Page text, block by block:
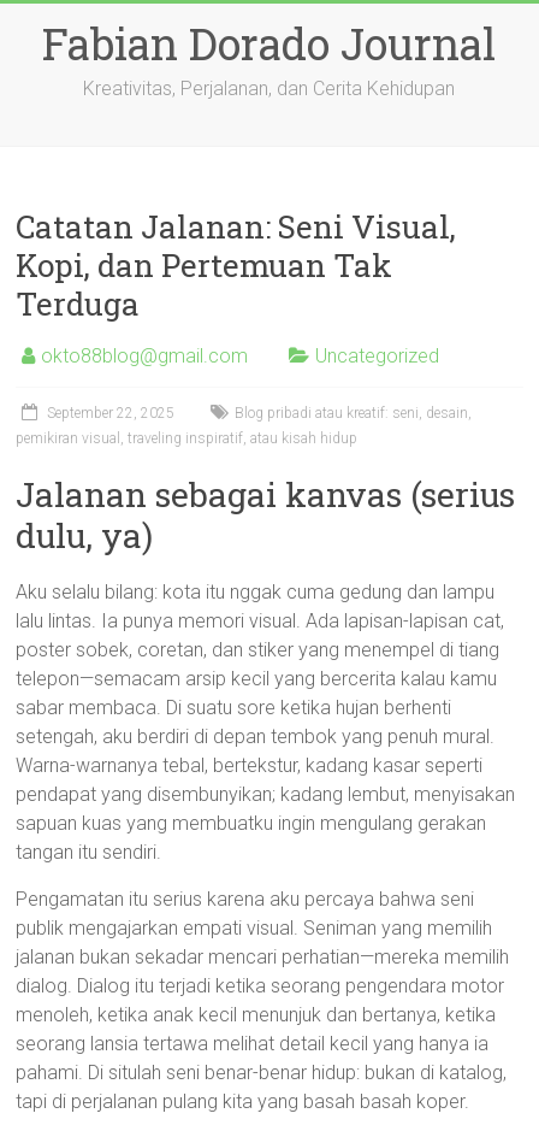
contentFabian Dorado Journal
Kreativitas, Perjalanan, dan Cerita Kehidupan
Catatan Jalanan: Seni Visual,
Kopi, dan Pertemuan Tak
Terduga
okto88blog@gmail.com Uncategorized
September 22, 2025
Blog pribadi atau kreatif: seni, desain,
pemikiran visual, traveling inspiratif, atau kisah hidup
Jalanan sebagai kanvas (serius
dulu, ya)
Aku selalu bilang: kota itu nggak cuma gedung dan lampu
lalu lintas. Ia punya memori visual. Ada lapisan-lapisan cat,
poster sobek, coretan, dan stiker yang menempel di tiang
telepon—semacam arsip kecil yang bercerita kalau kamu
sabar membaca. Di suatu sore ketika hujan berhenti
setengah, aku berdiri di depan tembok yang penuh mural.
Warna-warnanya tebal, bertekstur, kadang kasar seperti
pendapat yang disembunyikan; kadang lembut, menyisakan
sapuan kuas yang membuatku ingin mengulang gerakan
tangan itu sendiri.
Pengamatan itu serius karena aku percaya bahwa seni
publik mengajarkan empati visual. Seniman yang memilih
jalanan bukan sekadar mencari perhatian—mereka memilih
dialog. Dialog itu terjadi ketika seorang pengendara motor
menoleh, ketika anak kecil menunjuk dan bertanya, ketika
seorang lansia tertawa melihat detail kecil yang hanya ia
pahami. Di situlah seni benar-benar hidup: bukan di katalog,
tapi di perjalanan pulang kita yang basah basah koper.